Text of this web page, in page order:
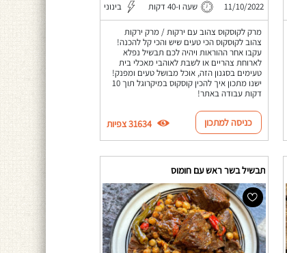
11/10/2022 שעה ו-40 דקות בינוני
מרק לקוסקוס צהוב עם ירקות / מרק ירקות
צהוב לקוסקוס הכי טעים שיש והכי קל להכנה!
עקבו אחר ההוראות ויהיה לכם תבשיל נפלא
לארוחת צהריים או לשבת לאוהבי מאכלי בית
טעימים בסגנון הזה, אוכל מבושל טעים ומפנק!
ישנו מתכון איך להכין קוסקוס במיקרוגל תוך 10
דקות עבודה באתר!
כניסה למתכון 31634 צפיות
תבשיל בשר ראש עם חומוס